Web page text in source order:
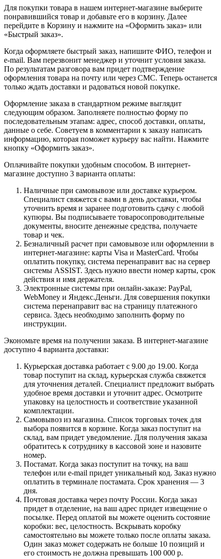
Для покупки товара в нашем интернет-магазине выберите
понравившийся товар и добавьте его в корзину. Далее
перейдите в Корзину и нажмите на «Оформить заказ» или
«Быстрый заказ».
Когда оформляете быстрый заказ, напишите ФИО, телефон и
e-mail. Вам перезвонит менеджер и уточнит условия заказа.
По результатам разговора вам придет подтверждение
оформления товара на почту или через СМС. Теперь останется
только ждать доставки и радоваться новой покупке.
Оформление заказа в стандартном режиме выглядит
следующим образом. Заполняете полностью форму по
последовательным этапам: адрес, способ доставки, оплаты,
данные о себе. Советуем в комментарии к заказу написать
информацию, которая поможет курьеру вас найти. Нажмите
кнопку «Оформить заказ».
Оплачивайте покупки удобным способом. В интернет-
магазине доступно 3 варианта оплаты:
Наличные при самовывозе или доставке курьером.
Специалист свяжется с вами в день доставки, чтобы
уточнить время и заранее подготовить сдачу с любой
купюры. Вы подписываете товаросопроводительные
документы, вносите денежные средства, получаете
товар и чек.
Безналичный расчет при самовывозе или оформлении в
интернет-магазине: карты Visa и MasterCard. Чтобы
оплатить покупку, система перенаправит вас на сервер
системы ASSIST. Здесь нужно ввести номер карты, срок
действия и имя держателя.
Электронные системы при онлайн-заказе: PayPal,
WebMoney и Яндекс.Деньги. Для совершения покупки
система перенаправит вас на страницу платежного
сервиса. Здесь необходимо заполнить форму по
инструкции.
Экономьте время на получении заказа. В интернет-магазине
доступно 4 варианта доставки:
Курьерская доставка работает с 9.00 до 19.00. Когда
товар поступит на склад, курьерская служба свяжется
для уточнения деталей. Специалист предложит выбрать
удобное время доставки и уточнит адрес. Осмотрите
упаковку на целостность и соответствие указанной
комплектации.
Самовывоз из магазина. Список торговых точек для
выбора появится в корзине. Когда заказ поступит на
склад, вам придет уведомление. Для получения заказа
обратитесь к сотруднику в кассовой зоне и назовите
номер.
Постамат. Когда заказ поступит на точку, на ваш
телефон или e-mail придет уникальный код. Заказ нужно
оплатить в терминале постамата. Срок хранения — 3
дня.
Почтовая доставка через почту России. Когда заказ
придет в отделение, на ваш адрес придет извещение о
посылке. Перед оплатой вы можете оценить состояние
коробки: вес, целостность. Вскрывать коробку
самостоятельно вы можете только после оплаты заказа.
Один заказ может содержать не больше 10 позиций и
его стоимость не должна превышать 100 000 р.